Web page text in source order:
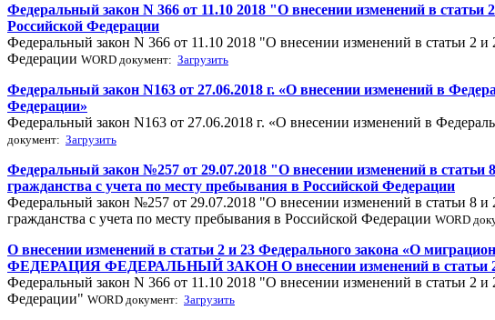
Федеральный закон N 366 от 11.10 2018 "О внесении изменений в
Российской Федерации
Федеральный закон N 366 от 11.10 2018 "О внесении изменений в статьи 2
Федерации WORD документ: Загрузить
Федеральный закон N163 от 27.06.2018 г. «О внесении изменений в
Федерации»
Федеральный закон N163 от 27.06.2018 г. «О внесении изменений в
документ: Загрузить
Федеральный закон №257 от 29.07.2018 "О внесении изменений в
гражданства с учета по месту пребывания в Российской Федерации
Федеральный закон №257 от 29.07.2018 "О внесении изменений в статьи 8
гражданства с учета по месту пребывания в Российской Федерации WORD
О внесении изменений в статьи 2 и 23 Федерального закона «О
ФЕДЕРАЦИЯ ФЕДЕРАЛЬНЫЙ ЗАКОН О внесении изменений в статьи 2
Федеральный закон N 366 от 11.10 2018 "О внесении изменений в статьи 2
Федерации" WORD документ: Загрузить